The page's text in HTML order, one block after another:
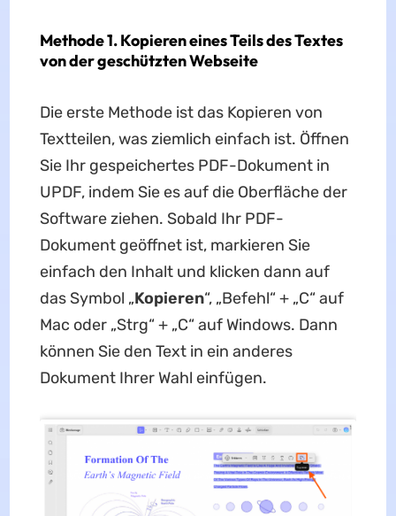
Methode 1. Kopieren eines Teils des Textes
von der geschützten Webseite
Die erste Methode ist das Kopieren von
Textteilen, was ziemlich einfach ist. Öffnen
Sie Ihr gespeichertes PDF-Dokument in
UPDF, indem Sie es auf die Oberfläche der
Software ziehen. Sobald Ihr PDF-
Dokument geöffnet ist, markieren Sie
einfach den Inhalt und klicken dann auf
das Symbol „Kopieren“, „Befehl“ + „C“ auf
Mac oder „Strg“ + „C“ auf Windows. Dann
können Sie den Text in ein anderes
Dokument Ihrer Wahl einfügen.